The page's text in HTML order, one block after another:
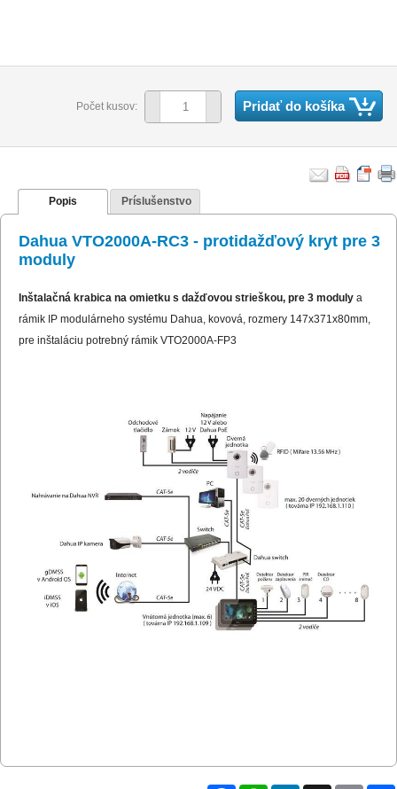
Počet kusov: Pridať do košíka
Popis Príslušenstvo
Dahua VTO2000A-RC3 - protidažďový kryt pre 3
moduly
Inštalačná krabica na omietku s dažďovou strieškou, pre 3 moduly a
rámik IP modulárneho systému Dahua, kovová, rozmery 147x371x80mm,
pre inštaláciu potrebný rámik VTO2000A-FP3